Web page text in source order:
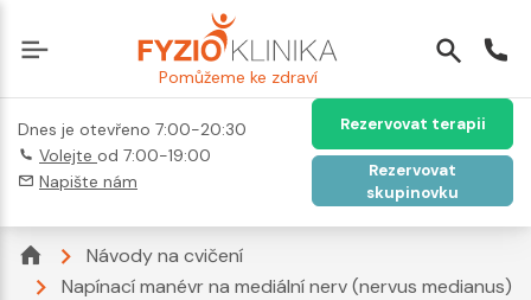
Pomůžeme ke zdraví
Dnes je otevřeno 7:00-20:30
Volejte od 7:00-19:00
Napište nám
Rezervovat terapii
Rezervovat
skupinovku
Návody na cvičení
Napínací manévr na mediální nerv (nervus medianus)